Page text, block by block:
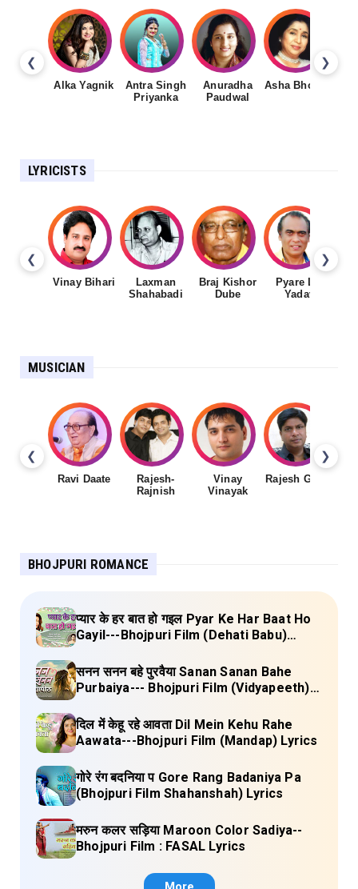
❮ ❯
Alka Yagnik
Antra Singh
Priyanka
Anuradha
Paudwal
Asha Bhosale
LYRICISTS
❮ ❯
Vinay Bihari
Laxman
Shahabadi
Braj Kishor
Dube
Pyare Lal
Yadav
MUSICIAN
❮ ❯
Ravi Daate
Rajesh-
Rajnish
Vinay
Vinayak
Rajesh Gupta
BHOJPURI ROMANCE
प्यार के हर बात हो गइल Pyar Ke Har Baat Ho
Gayil---Bhojpuri Film (Dehati Babu)
सनन सनन बहे पुरवैया Sanan Sanan Bahe
Purbaiya--- Bhojpuri Film (Vidyapeeth)
दिल में केहू रहे आवता Dil Mein Kehu Rahe
Aawata---Bhojpuri Film (Mandap) Lyrics
गोरे रंग बदनिया प Gore Rang Badaniya Pa
(Bhojpuri Film Shahanshah) Lyrics
मरुन कलर सड़िया Maroon Color Sadiya--
Bhojpuri Film : FASAL Lyrics